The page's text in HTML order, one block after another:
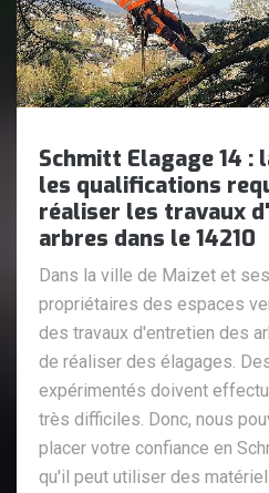
Schmitt Elagage 14 :
les qualifications
réaliser les travaux
arbres dans le 14210
Dans la ville de Maizet et
propriétaires des espaces
des travaux d'entretien des
de réaliser des élagages.
expérimentés doivent
très difficiles. Donc, nous
placer votre confiance en
qu'il peut utiliser des